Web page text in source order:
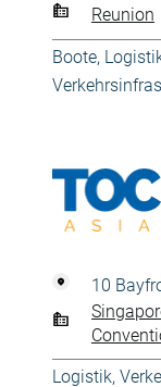
Reunion
Boote,
10
Logistik,